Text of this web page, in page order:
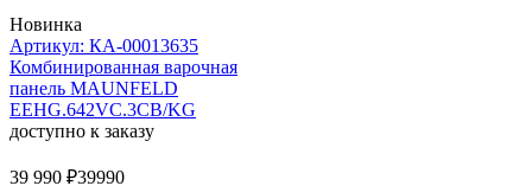
Новинка
Артикул: КА-00013635
Комбинированная варочная
панель MAUNFELD
EEHG.642VC.3CB/KG
доступно к заказу
39 990 ₽39990